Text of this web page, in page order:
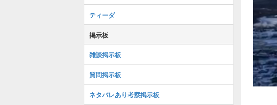
ティーダ
掲示板
雑談掲示板
質問掲示板
ネタバレあり考察掲示板